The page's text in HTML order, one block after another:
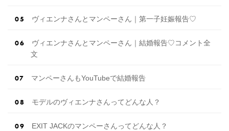
ヴィエンナさんとマンペーさん｜第一子妊娠報告♡
ヴィエンナさんとマンペーさん｜結婚報告♡コメント全
文
マンペーさんもYouTubeで結婚報告
モデルのヴィエンナさんってどんな人？
EXIT JACKのマンペーさんってどんな人？